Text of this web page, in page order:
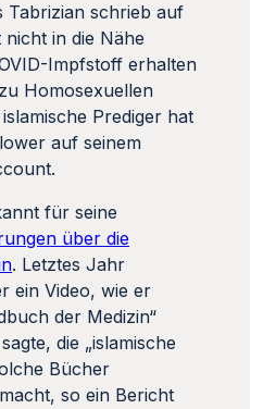
Tabrizian schrieb auf
nicht in die Nähe
Impfstoff erhalten
Homosexuellen
Prediger hat
auf seinem
für seine
über die
. Letztes Jahr
ein Video, wie er
der Medizin“
die „islamische
Bücher
so ein Bericht